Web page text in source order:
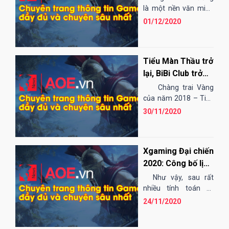
là một nền văn minh
thung lũng sông cổ
01/12/2020
Tiểu Màn Thầu trở
lại, BiBi Club trở
Chàng trai Vàng
của năm 2018 – Tiểu
Màn Thầu vừa có một
30/11/2020
Xgaming Đại chiến
2020: Công bố lịch
thi đấu chính thức!
Như vậy, sau rất
nhiều tính toán kỹ
lưỡng đến từ Ban tổ
24/11/2020